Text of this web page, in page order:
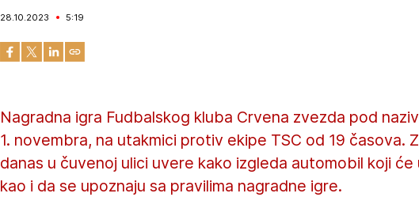
28.10.2023 5:19
Nagradna igra Fudbalskog kluba Crvena zvezda pod
1. novembra, na utakmici protiv ekipe TSC od 19 časova.
danas u čuvenoj ulici uvere kako izgleda automobil koji
kao i da se upoznaju sa pravilima nagradne igre.